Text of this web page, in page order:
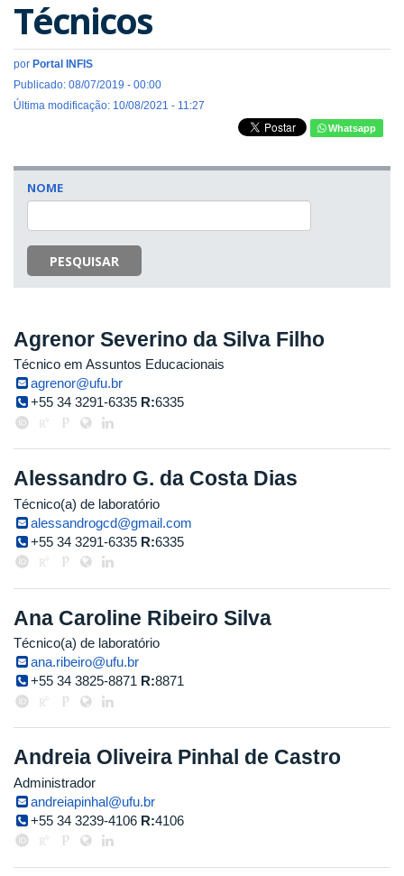
Técnicos
por Portal INFIS
Publicado: 08/07/2019 - 00:00
Última modificação: 10/08/2021 - 11:27
Whatsapp
NOME
PESQUISAR
Agrenor Severino da Silva Filho
Técnico em Assuntos Educacionais
agrenor@ufu.br
+55 34 3291-6335 R:6335
Alessandro G. da Costa Dias
Técnico(a) de laboratório
alessandrogcd@gmail.com
+55 34 3291-6335 R:6335
Ana Caroline Ribeiro Silva
Técnico(a) de laboratório
ana.ribeiro@ufu.br
+55 34 3825-8871 R:8871
Andreia Oliveira Pinhal de Castro
Administrador
andreiapinhal@ufu.br
+55 34 3239-4106 R:4106